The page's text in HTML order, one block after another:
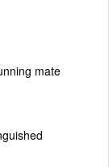
mate